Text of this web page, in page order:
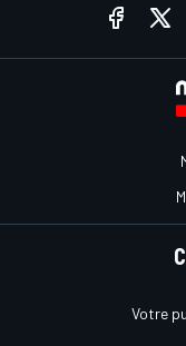
Votre